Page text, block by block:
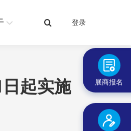
搜
登录
起实施 展商报名
搜